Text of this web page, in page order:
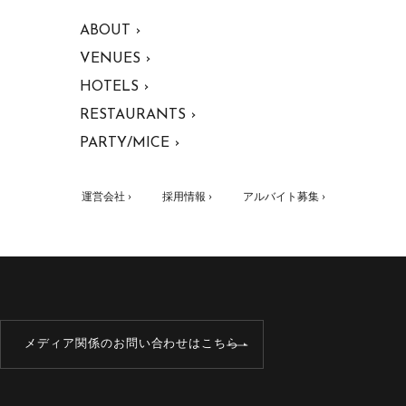
ABOUT ›
VENUES ›
HOTELS ›
RESTAURANTS ›
PARTY/MICE ›
運営会社 › 採用情報 › アルバイト募集 ›
メディア関係のお問い合わせはこちら